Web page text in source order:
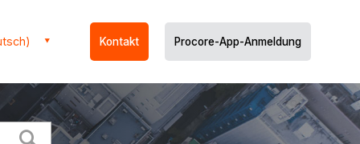
Kontakt Procore-App-Anmeldung